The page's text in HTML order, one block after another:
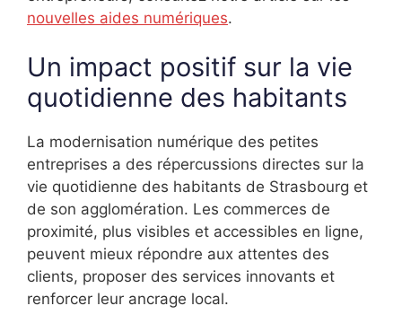
nouvelles aides numériques.
Un impact positif sur la vie
quotidienne des habitants
La modernisation numérique des petites
entreprises a des répercussions directes sur la
vie quotidienne des habitants de Strasbourg et
de son agglomération. Les commerces de
proximité, plus visibles et accessibles en ligne,
peuvent mieux répondre aux attentes des
clients, proposer des services innovants et
renforcer leur ancrage local.